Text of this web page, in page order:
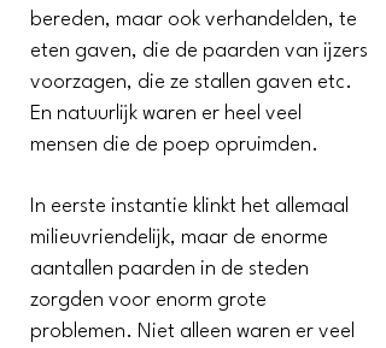
bereden, maar ook verhandelden, te
eten gaven, die de paarden van ijzers
voorzagen, die ze stallen gaven etc.
En natuurlijk waren er heel veel
mensen die de poep opruimden.
In eerste instantie klinkt het allemaal
milieuvriendelijk, maar de enorme
aantallen paarden in de steden
zorgden voor enorm grote
problemen. Niet alleen waren er veel